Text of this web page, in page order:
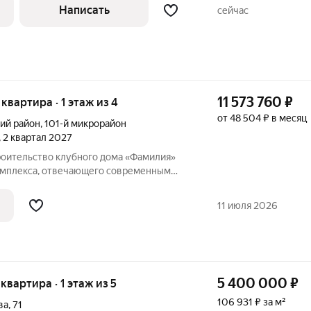
до работы, а планировка позволяет
Написать сейчас
· 1 этаж из 4
район,101-й микрорайон
2 квартал 2027
клубного дома «Фамилия»
отвечающего современным
кирпича; небольшая
11 573 760 ₽
от 48 504 ₽ в месяц
11 июля 2026
· 1 этаж из 5
,71
5 400 000 ₽
106 931 ₽ за м²